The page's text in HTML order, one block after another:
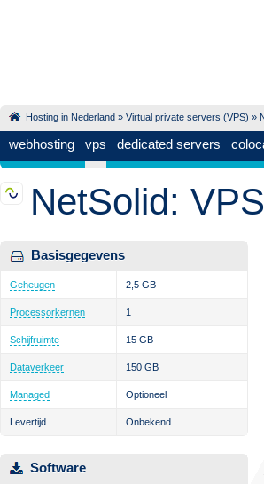
Hosting in Nederland » Virtual private servers (VPS) »
webhosting vps dedicated servers
NetSolid:
Basisgegevens
Geheugen 2,5 GB
Processorkernen 1
Schijfruimte 15 GB
Dataverkeer 150 GB
Managed Optioneel
Levertijd Onbekend
Software